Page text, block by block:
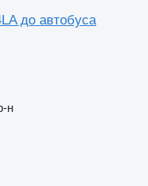
до автобуса
н